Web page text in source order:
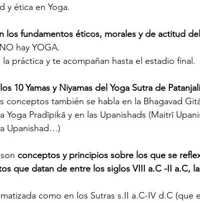
y ética en Yoga.
los fundamentos éticos, morales y de actitud
hay YOGA.
práctica y te acompañan hasta el estadio final.
10 Yamas y Niyamas del Yoga Sutra de
conceptos también se habla en la Bhagavad
Yoga Pradīpikā y en las Upanishads (Maitrī
Upanishad…)
conceptos y principios sobre los que se
que datan de entre los siglos VIII a.C -II a.C,
como en los Sutras s.II a.C-IV d.C (que